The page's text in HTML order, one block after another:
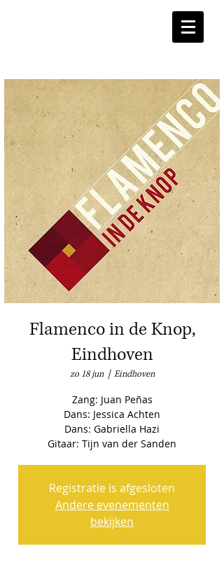
Flamenco in de Knop,
Eindhoven
zo 18 jun
  |
Eindhoven
Zang: Juan Peñas
Dans: Jessica Achten
Dans: Gabriella Hazi
Gitaar: Tijn van der Sanden
Registratie is afgesloten
Andere evenementen
bekijken